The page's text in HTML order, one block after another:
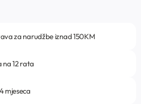
za narudžbe iznad 150KM
na 12 rata
mjeseca